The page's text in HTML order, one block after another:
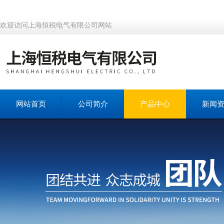
欢迎访问上海恒税电气有限公司网站
网站首页 公司简介 产品中心 新闻